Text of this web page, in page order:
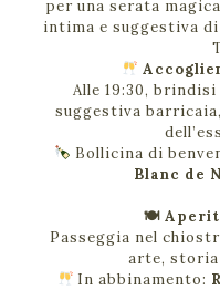
per una serata
intima e suggestiva
Alle 19:30,
suggestiva
Bollicina di
Blanc de
🍽
Passeggia nel
arte,
In abbinamento: